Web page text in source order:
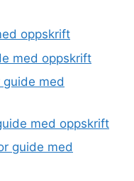
oppskrift
med oppskrift
guide med
med oppskrift
guide med